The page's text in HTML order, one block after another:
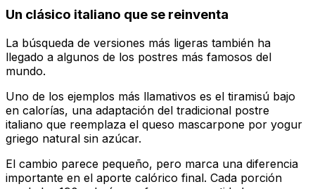
Un clásico italiano que se reinventa
La búsqueda de versiones más ligeras también ha
llegado a algunos de los postres más famosos del
mundo.
Uno de los ejemplos más llamativos es el tiramisú bajo
en calorías, una adaptación del tradicional postre
italiano que reemplaza el queso mascarpone por yogur
griego natural sin azúcar.
El cambio parece pequeño, pero marca una diferencia
importante en el aporte calórico final. Cada porción